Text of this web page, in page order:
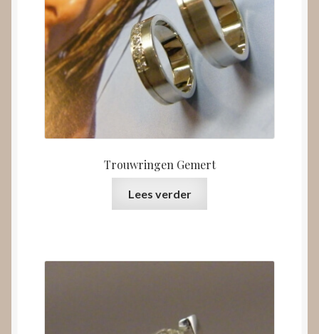
Trouwringen Gemert
Lees verder